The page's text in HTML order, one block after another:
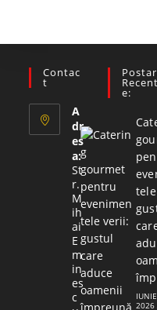
Contac
T
A
dr
es
a:
St
r.
M
ih
ai
E
m
in
es
c
Recent
E:
2026